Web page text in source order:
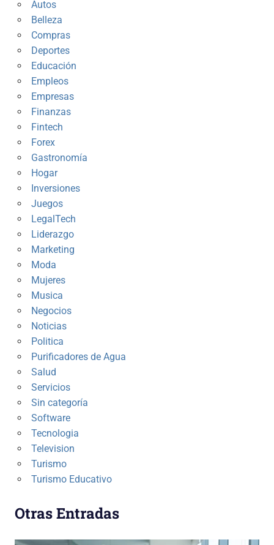
Autos
Belleza
Compras
Deportes
Educación
Empleos
Empresas
Finanzas
Fintech
Forex
Gastronomía
Hogar
Inversiones
Juegos
LegalTech
Liderazgo
Marketing
Moda
Mujeres
Musica
Negocios
Noticias
Politica
Purificadores de Agua
Salud
Servicios
Sin categoría
Software
Tecnologia
Television
Turismo
Turismo Educativo
Otras Entradas